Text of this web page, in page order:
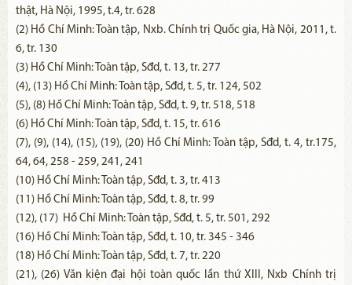
thật, Hà Nội, 1995, t.4, tr. 628
(2) Hồ Chí Minh: Toàn tập, Nxb. Chính trị Quốc gia, Hà Nội, 2011, t.
6, tr. 130
(3) Hồ Chí Minh: Toàn tập, Sđd, t. 13, tr. 277
(4), (13) Hồ Chí Minh: Toàn tập, Sđd, t. 5, tr. 124, 502
(5), (8) Hồ Chí Minh: Toàn tập, Sđd, t. 9, tr. 518, 518
(6) Hồ Chí Minh: Toàn tập, Sđd, t. 15, tr. 616
(7), (9), (14), (15), (19), (20) Hồ Chí Minh: Toàn tập, Sđd, t. 4, tr.175,
64, 64, 258 - 259, 241, 241
(10) Hồ Chí Minh: Toàn tập, Sđd, t. 3, tr. 413
(11) Hồ Chí Minh: Toàn tập, Sđd, t. 8, tr. 99
(12), (17) Hồ Chí Minh: Toàn tập, Sđd, t. 5, tr. 501, 292
(16) Hồ Chí Minh: Toàn tập, Sđd, t. 10, tr. 345 - 346
(18) Hồ Chí Minh: Toàn tập, Sđd, t. 7, tr. 220
(21), (26) Văn kiện đại hội toàn quốc lần thứ XIII, Nxb Chính trị